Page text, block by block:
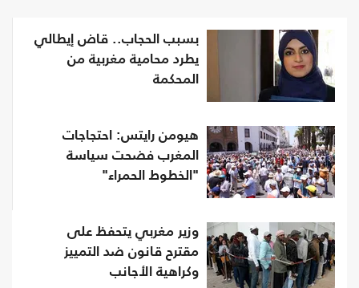
بسبب الحجاب.. قاض إيطالي
يطرد محامية مغربية من
المحكمة
هيومن رايتس: احتجاجات
المغرب فضحت سياسة
"الخطوط الحمراء"
وزير مغربي يتحفظ على
مقترح قانون ضد التمييز
وكراهية الأجانب